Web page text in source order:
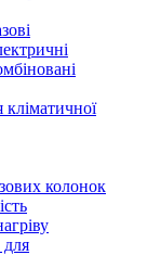
кліматичної
колонок